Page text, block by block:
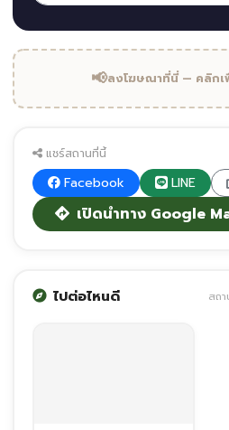
📢ลงโฆษณาที่นี่ — คลิกเ
แชร์สถานที่นี้
Facebook LINE
เปิดนำทาง Google
ไปต่อไหนดี สถ